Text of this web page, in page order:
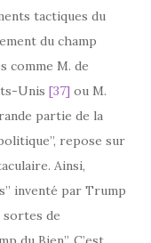
tactiques du
du champ
comme M. de
Unis [37] ou M.
partie de la
repose sur
Ainsi,
inventé par Trump
de